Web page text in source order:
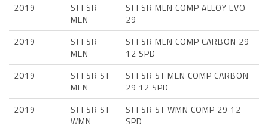
2019
SJ FSR
MEN
SJ FSR MEN COMP ALLOY EVO
29
2019
SJ FSR
MEN
SJ FSR MEN COMP CARBON 29
12 SPD
2019
SJ FSR ST
MEN
SJ FSR ST MEN COMP CARBON
29 12 SPD
2019
SJ FSR ST
WMN
SJ FSR ST WMN COMP 29 12
SPD